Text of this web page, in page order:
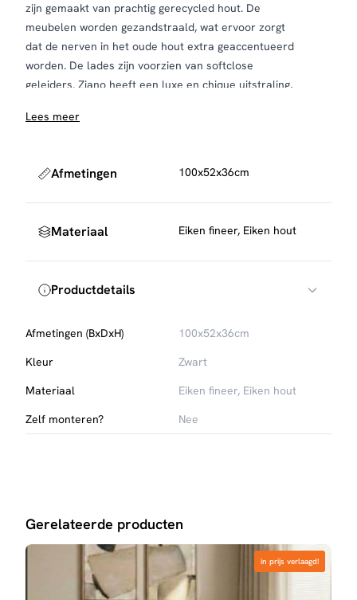
zijn gemaakt van prachtig gerecycled hout. De
meubelen worden gezandstraald, wat ervoor zorgt
dat de nerven in het oude hout extra geaccentueerd
worden. De lades zijn voorzien van softclose
geleiders. Ziano heeft een luxe en chique uitstraling,
Lees meer
Afmetingen 100x52x36cm
Materiaal Eiken fineer, Eiken hout
Productdetails
Afmetingen (BxDxH)
100x52x36cm
Kleur
Zwart
Materiaal
Eiken fineer, Eiken hout
Zelf monteren?
Nee
Gerelateerde producten
in prijs verlaagd!
in prijs verlaagd!